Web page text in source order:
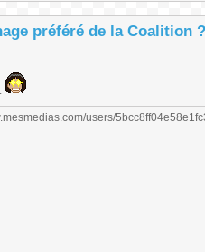
préféré de la Coalition ?